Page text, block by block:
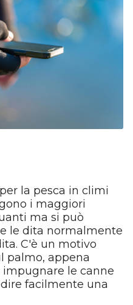
la pesca in climi
i maggiori
ma si può
le dita normalmente
C'è un motivo
palmo, appena
le canne
facilmente una